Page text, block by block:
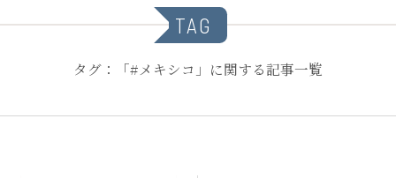
TAG
タグ：「#メキシコ」に関する記事一覧